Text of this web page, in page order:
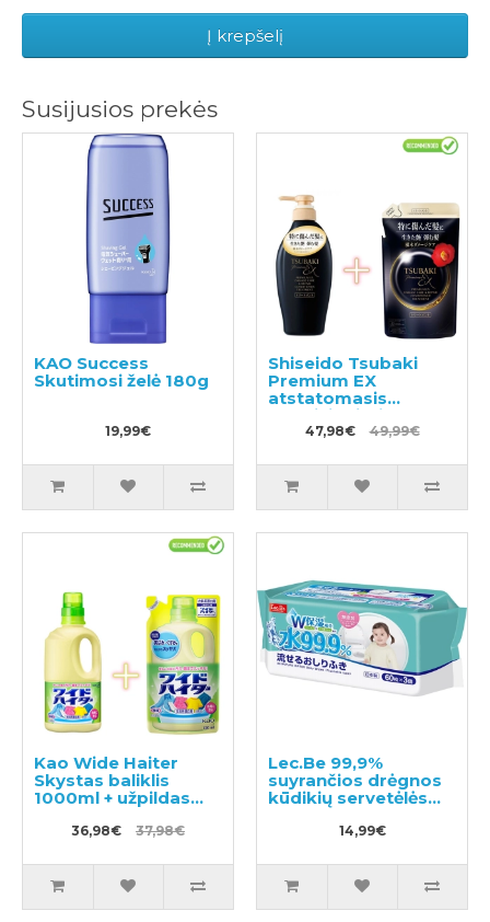
Į krepšelį
Susijusios prekės
KAO Success
Skutimosi želė 180g
19,99€
Shiseido Tsubaki
Premium EX
atstatomasis
kondicionierius-
kaukė pažeistiems
užpildas 300ml
47,98€ 49,99€
Kao Wide Haiter
Skystas baliklis
1000ml + užpildas
36,98€ 37,98€
Lec.Be 99,9%
suyrančios drėgnos
kūdikių servetėlės
180vnt (60x3)
14,99€